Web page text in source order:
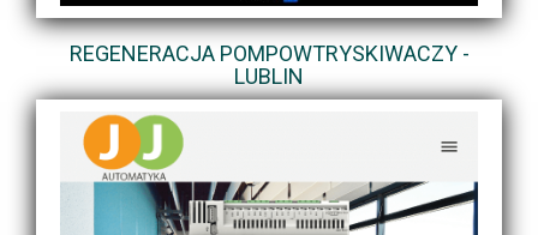
REGENERACJA POMPOWTRYSKIWACZY -
LUBLIN